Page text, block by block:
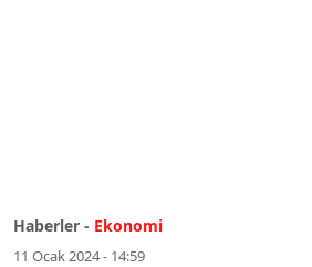
Haberler - Ekonomi
11 Ocak 2024 - 14:59